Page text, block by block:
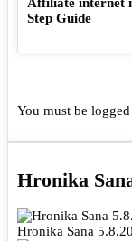
Step Guide
You must be
Hronika
Hronika Sana